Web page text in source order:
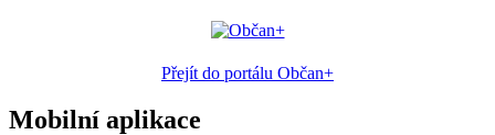
Přejít do portálu Občan+
Mobilní aplikace